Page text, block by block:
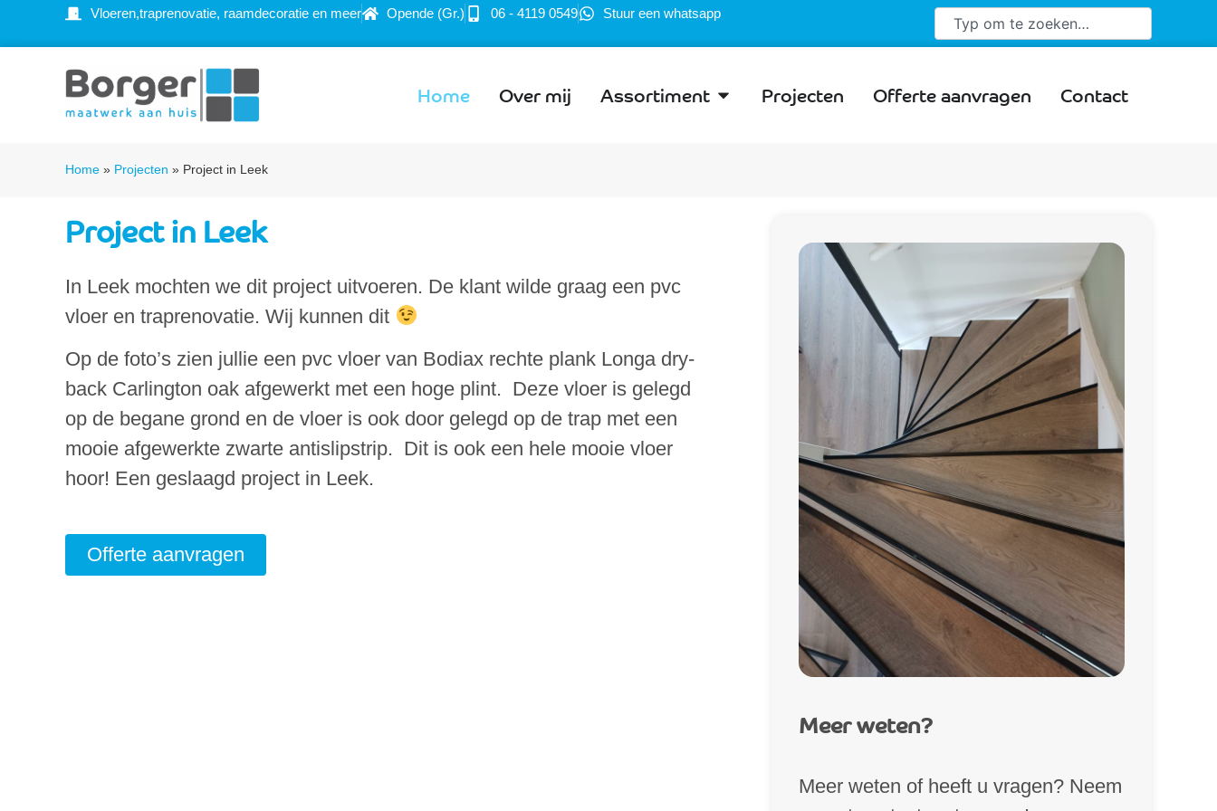
Vloeren,traprenovatie, raamdecoratie en meer Opende (Gr.) 06 - 4119 0549 Stuur een whatsapp
Home Over mij Assortiment Projecten Offerte aanvragen Contact
Home » Projecten » Project in Leek
Project in Leek
In Leek mochten we dit project uitvoeren. De klant wilde graag een pvc
vloer en traprenovatie. Wij kunnen dit
Op de foto’s zien jullie een pvc vloer van Bodiax rechte plank Longa dry-
back Carlington oak afgewerkt met een hoge plint. Deze vloer is gelegd
op de begane grond en de vloer is ook door gelegd op de trap met een
mooie afgewerkte zwarte antislipstrip. Dit is ook een hele mooie vloer
hoor! Een geslaagd project in Leek.
Offerte aanvragen
Meer weten?
Meer weten of heeft u vragen? Neem